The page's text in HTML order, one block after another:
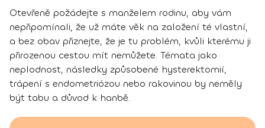
Otevřeně požádejte s manželem rodinu, aby vám
nepřipomínali, že už máte věk na založení té vlastní,
a bez obav přiznejte, že je tu problém, kvůli kterému ji
přirozenou cestou mít nemůžete. Témata jako
neplodnost, následky způsobené hysterektomií,
trápení s endometriózou nebo rakovinou by neměly
být tabu a důvod k hanbě.